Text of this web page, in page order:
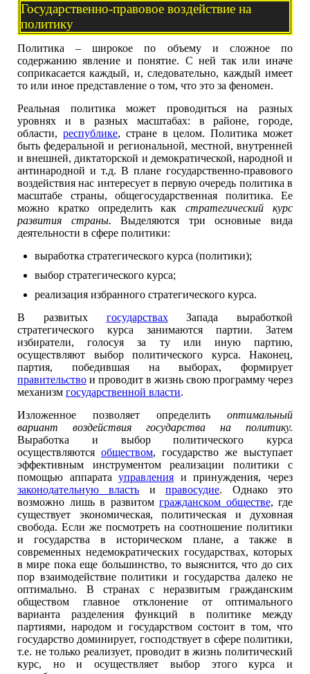
Государственно-правовое воздействие на
политику
Политика – широкое по объему и сложное по
содержанию явление и понятие. С ней так или иначе
соприкасается каждый, и, следовательно, каждый имеет
то или иное представление о том, что это за феномен.
Реальная политика может проводиться на разных
уровнях и в разных масштабах: в районе, городе,
области, республике, стране в целом. Политика может
быть федеральной и региональной, местной, внутренней
и внешней, диктаторской и демократической, народной и
антинародной и т.д. В плане государственно-правового
воздействия нас интересует в первую очередь политика в
масштабе страны, общегосударственная политика. Ее
можно кратко определить какстратегический курс
развития страны. Выделяются три основные вида
деятельности в сфере политики:
выработка стратегического курса (политики);
выбор стратегического курса;
реализация избранного стратегического курса.
В развитых государствахЗапада выработкой
стратегического курса занимаются партии. Затем
избиратели, голосуя за ту или иную партию,
осуществляют выбор политического курса. Наконец,
партия, победившая на выборах, формирует
правительство и проводит в жизнь свою программу через
механизм государственной власти.
Изложенное позволяет определить оптимальный
вариант воздействия государства на политику.
Выработка и выбор политического курса
осуществляются обществом, государство же выступает
эффективным инструментом реализации политики с
помощью аппаратауправления и принуждения, через
законодательную власть иправосудие. Однако это
возможно лишь в развитом гражданском обществе, где
существует экономическая, политическая и духовная
свобода. Если же посмотреть на соотношение политики
и государства в историческом плане, а также в
современных недемократических государствах, которых
в мире пока еще большинство, то выяснится, что до сих
пор взаимодействие политики и государства далеко не
оптимально. В странах с неразвитым гражданским
обществом главное отклонение от оптимального
варианта разделения функций в политике между
партиями, народом и государством состоит в том, что
государство доминирует, господствует в сфере политики,
т.е. не только реализует, проводит в жизнь политический
курс, но и осуществляет выбор этого курса и